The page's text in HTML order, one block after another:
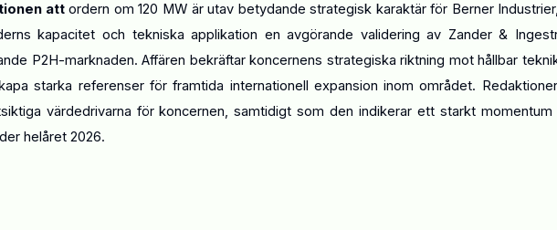
attordern om 120 MW är utav betydande strategisk karaktär för Berner
kapacitet och tekniska applikation en avgörande validering av Zander &
P2H-marknaden. Affären bekräftar koncernens strategiska riktning mot hållbar
starka referenser för framtida internationell expansion inom området.
värdedrivarna för koncernen, samtidigt som den indikerar ett starkt momentum
helåret 2026.